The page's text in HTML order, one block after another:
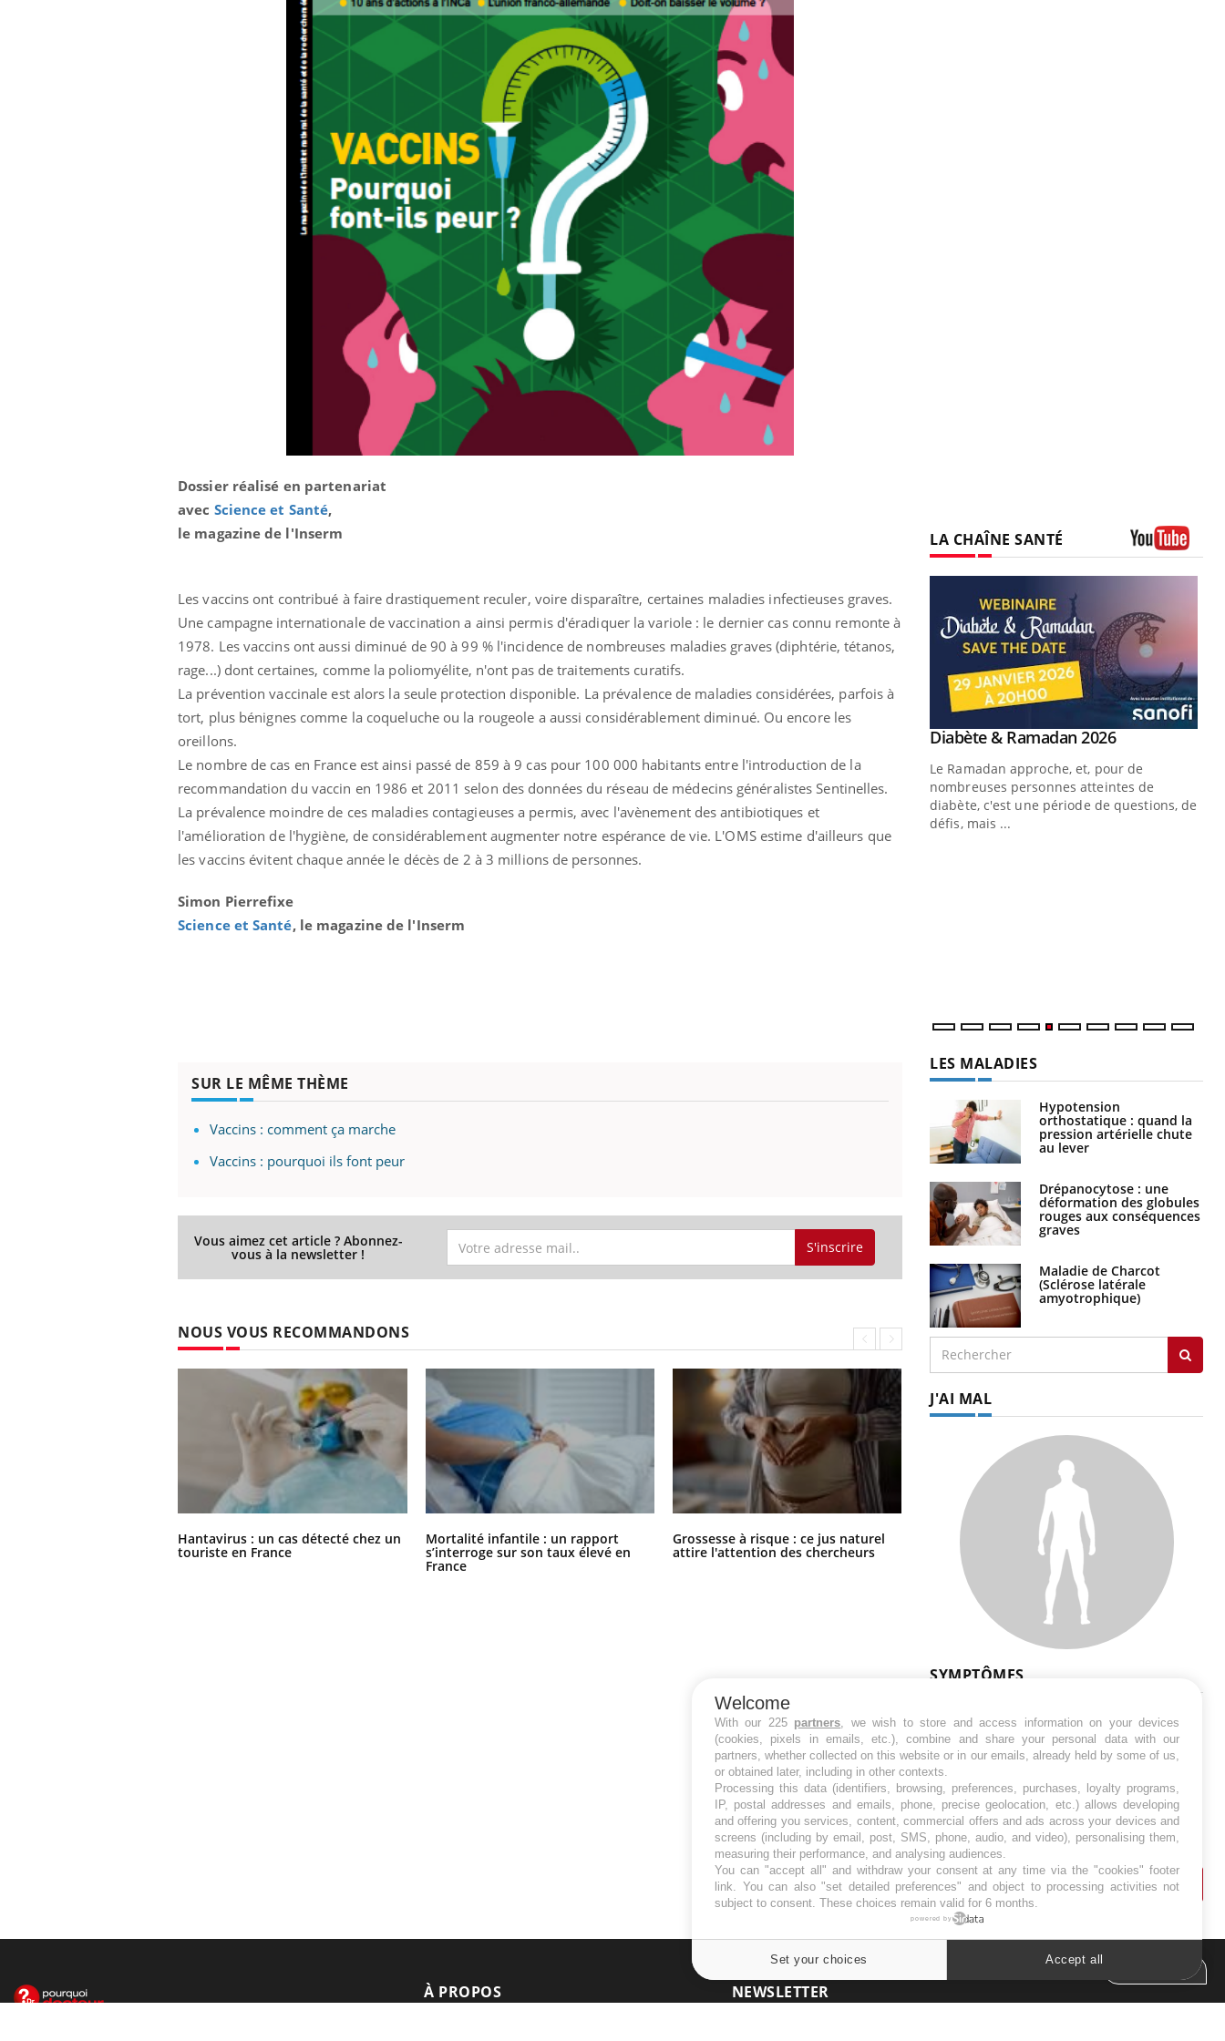
Dossier réalisé en partenariat
avec Science et Santé,
le magazine de l'Inserm
Les vaccins ont contribué à faire drastiquement reculer, voire disparaître, certaines maladies infectieuses graves.
Une campagne internationale de vaccination a ainsi permis d'éradiquer la variole : le dernier cas connu remonte à
1978. Les vaccins ont aussi diminué de 90 à 99 % l'incidence de nombreuses maladies graves (diphtérie, tétanos,
rage...) dont certaines, comme la poliomyélite, n'ont pas de traitements curatifs.
La prévention vaccinale est alors la seule protection disponible. La prévalence de maladies considérées, parfois à
tort, plus bénignes comme la coqueluche ou la rougeole a aussi considérablement diminué. Ou encore les
oreillons.
Le nombre de cas en France est ainsi passé de 859 à 9 cas pour 100 000 habitants entre l'introduction de la
recommandation du vaccin en 1986 et 2011 selon des données du réseau de médecins généralistes Sentinelles.
La prévalence moindre de ces maladies contagieuses a permis, avec l'avènement des antibiotiques et
l'amélioration de l'hygiène, de considérablement augmenter notre espérance de vie. L'OMS estime d'ailleurs que
les vaccins évitent chaque année le décès de 2 à 3 millions de personnes.
Simon Pierrefixe
Science et Santé, le magazine de l'Inserm
SUR LE MÊME THÈME
Vaccins : comment ça marche
Vaccins : pourquoi ils font peur
Vous aimez cet article ? Abonnez-
vous à la newsletter ! S'inscrire
NOUS VOUS RECOMMANDONS
Hantavirus : un cas détecté chez un
touriste en France
Mortalité infantile : un rapport
s’interroge sur son taux élevé en
France
Grossesse à risque : ce jus naturel
attire l'attention des chercheurs
Comment oublier les écrans en
vacances ?
LA CHAÎNE SANTÉ
Carence en fer : comprendre pour
Youtube
Fatigue, irritabilité, brouillard mental ou
même alopécie… Les symptômes de la
carence en fer sont multiples ce qui la rend
osait en parler??
En 2026, l'insuline dans le diabète de type 2
reste entourée d'idées reçues chez les
patients comme parfois chez les soignants.
préparer pour l’été ! Youtube
L'été arrive… et avec lui, un tout nouveau
rythme de vie ! Vacances, plage, piscine,
soleil, activités en plein air… Nos mains
sont ...
Youtube
Diabète & Ramadan 2026Youtube
Le Ramadan approche, et, pour de
nombreuses personnes atteintes de
diabète, c'est une période de questions, de
défis, mais ...
LES MALADIES
Hypotension
orthostatique : quand la
pression artérielle chute
au lever
Drépanocytose : une
déformation des globules
rouges aux conséquences
graves
Maladie de Charcot
(Sclérose latérale
amyotrophique)
J'AI MAL
SYMPTÔMES
Douleurs de l’avant-pied :
des métatarsalgies à 90 %
liées à problème d’appui
Mauvaise haleine : il faut
améliorer l’hygiène
bucco-dentaire
À PROPOS NEWSLETTER
Welcome
With our 225 partners, we wish to store and access information on your devices
(cookies, pixels in emails, etc.), combine and share your personal data with our
partners, whether collected on this website or in our emails, already held by some of us,
or obtained later, including in other contexts.
Processing this data (identifiers, browsing, preferences, purchases, loyalty programs,
IP, postal addresses and emails, phone, precise geolocation, etc.) allows developing
and offering you services, content, commercial offers and ads across your devices and
screens (including by email, post, SMS, phone, audio, and video), personalising them,
measuring their performance, and analysing audiences.
You can "accept all" and withdraw your consent at any time via the "cookies" footer
link. You can also "set detailed preferences" and object to processing activities not
subject to consent. These choices remain valid for 6 months.
powered by
Set your choices Accept all